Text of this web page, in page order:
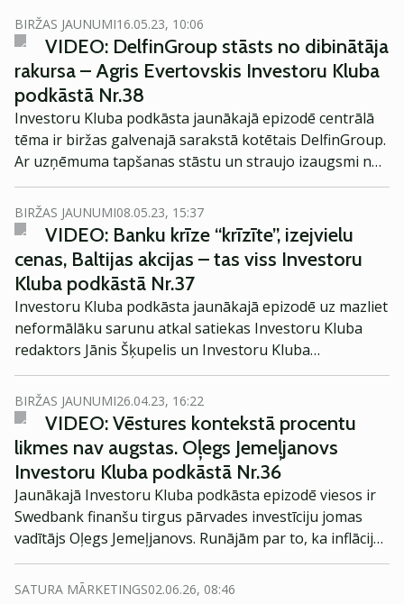
BIRŽAS JAUNUMI16.05.23, 10:06
VIDEO: DelfinGroup stāsts no dibinātāja
rakursa – Agris Evertovskis Investoru Kluba
podkāstā Nr.38
Investoru Kluba podkāsta jaunākajā epizodē centrālā
tēma ir biržas galvenajā sarakstā kotētais DelfinGroup.
Ar uzņēmuma tapšanas stāstu un straujo izaugsmi no
pirmās personas skatupunkta mūs iepazīstināja
DelfinGroup dibinātājs, akcionārs un padomes
priekšsēdētājs Agris Evertovskis.
BIRŽAS JAUNUMI08.05.23, 15:37
VIDEO: Banku krīze “krīzīte”, izejvielu
cenas, Baltijas akcijas – tas viss Investoru
Kluba podkāstā Nr.37
Investoru Kluba podkāsta jaunākajā epizodē uz mazliet
neformālāku sarunu atkal satiekas Investoru Kluba
redaktors Jānis Šķupelis un Investoru Kluba
izpilddirektors Kaspars Peisenieks.
BIRŽAS JAUNUMI26.04.23, 16:22
VIDEO: Vēstures kontekstā procentu
likmes nav augstas. Oļegs Jemeļjanovs
Investoru Kluba podkāstā Nr.36
Jaunākajā Investoru Kluba podkāsta epizodē viesos ir
Swedbank finanšu tirgus pārvades investīciju jomas
vadītājs Oļegs Jemeļjanovs. Runājām par to, ka inflācija
un procentu likmes vēsturiskā kontekstā nav nemaz tik
augstas. Tāpat apspriedām portfeļu sadalījumu un
SATURA MĀRKETINGS02.06.26, 08:46